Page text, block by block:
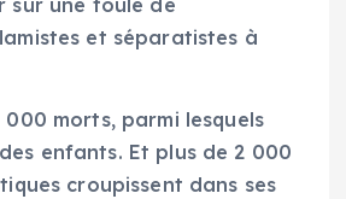
sur une foule de
et séparatistes à
000 morts, parmi lesquels
enfants. Et plus de 2 000
croupissent dans ses